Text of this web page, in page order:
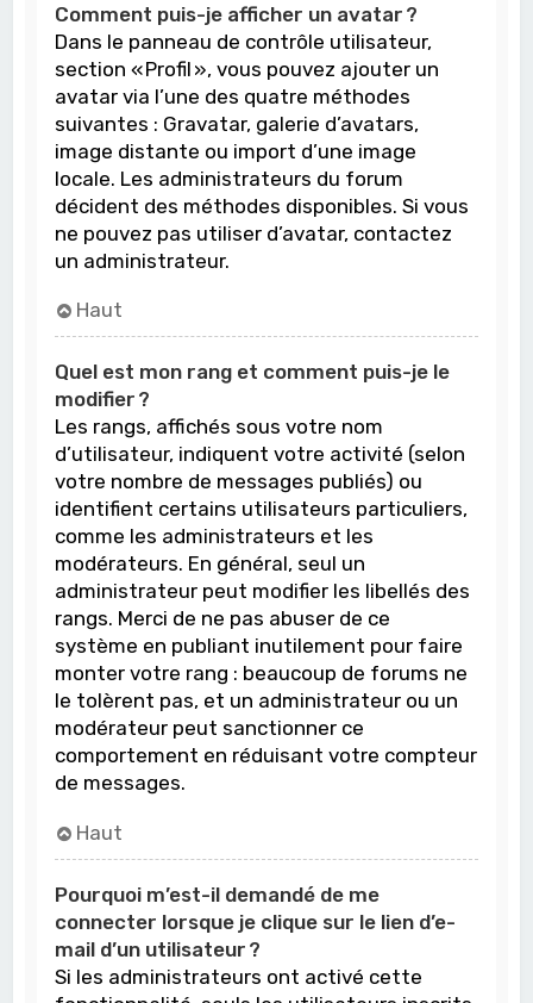
Comment puis-je afficher un avatar ?
Dans le panneau de contrôle utilisateur,
section « Profil », vous pouvez ajouter un
avatar via l’une des quatre méthodes
suivantes : Gravatar, galerie d’avatars,
image distante ou import d’une image
locale. Les administrateurs du forum
décident des méthodes disponibles. Si vous
ne pouvez pas utiliser d’avatar, contactez
un administrateur.
Haut
Quel est mon rang et comment puis-je le
modifier ?
Les rangs, affichés sous votre nom
d’utilisateur, indiquent votre activité (selon
votre nombre de messages publiés) ou
identifient certains utilisateurs particuliers,
comme les administrateurs et les
modérateurs. En général, seul un
administrateur peut modifier les libellés des
rangs. Merci de ne pas abuser de ce
système en publiant inutilement pour faire
monter votre rang : beaucoup de forums ne
le tolèrent pas, et un administrateur ou un
modérateur peut sanctionner ce
comportement en réduisant votre compteur
de messages.
Haut
Pourquoi m’est-il demandé de me
connecter lorsque je clique sur le lien d’e-
mail d’un utilisateur ?
Si les administrateurs ont activé cette